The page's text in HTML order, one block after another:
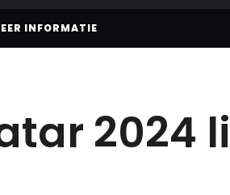
INFORMATIE
2024